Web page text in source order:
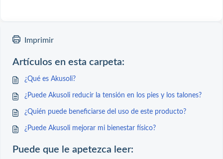
Imprimir
Artículos en esta carpeta:
¿Qué es Akusoli?
¿Puede Akusoli reducir la tensión en los pies y los talones?
¿Quién puede beneficiarse del uso de este producto?
¿Puede Akusoli mejorar mi bienestar físico?
Puede que le apetezca leer: